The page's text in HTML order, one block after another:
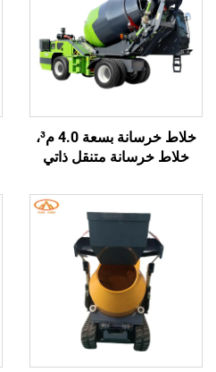
خلاط خرسانة بسعة 4.0 م³،
خلاط خرسانة متنقل ذاتي
ذاتية التحميل